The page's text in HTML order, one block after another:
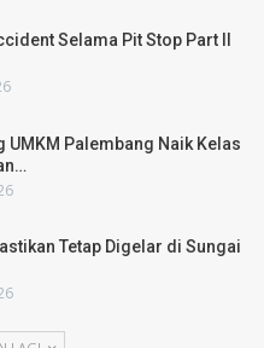
Selama Pit Stop Part II
UMKM Palembang Naik Kelas
Tetap Digelar di Sungai